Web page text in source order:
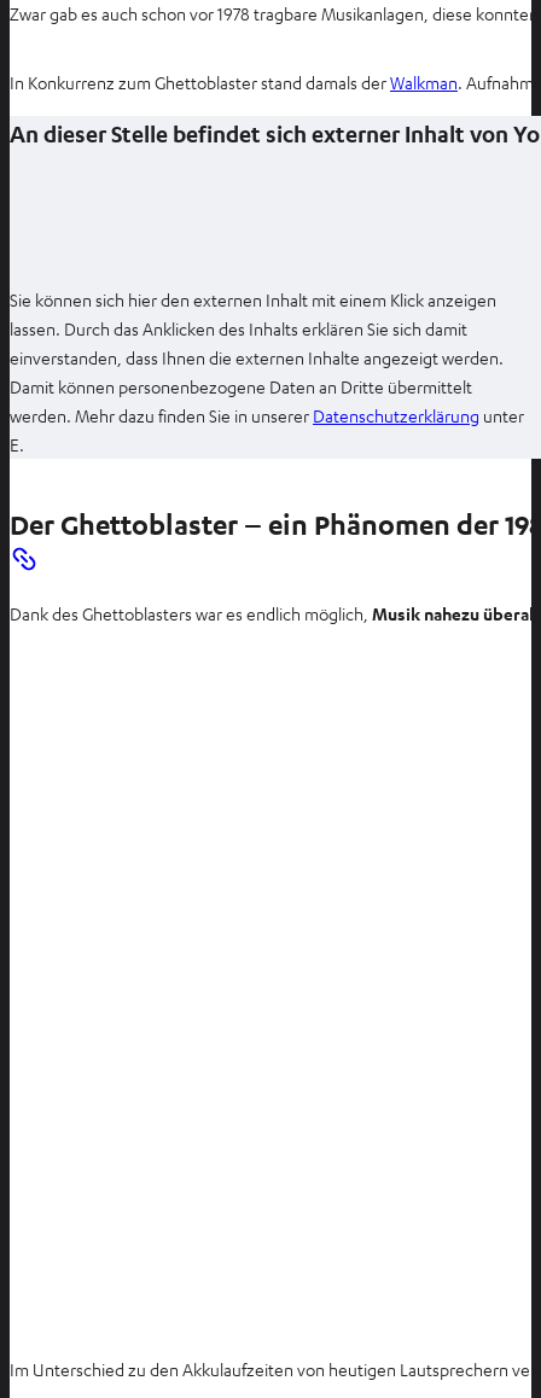
Zwar gab es auch schon vor 1978 tragbare Musikanlagen, diese
In Konkurrenz zum Ghettoblaster stand damals derWalkman.
An dieser Stelle befindet sich externer Inhalt von
Sie können sich hier den externen Inhalt mit einem Klick anzeigen
lassen. Durch das Anklicken des Inhalts erklären Sie sich damit
einverstanden, dass Ihnen die externen Inhalte angezeigt werden.
Damit können personenbezogene Daten an Dritte übermittelt
werden. Mehr dazu finden Sie in unserer Datenschutzerklärung
u
T
unter
E.
Der Ghettoblaster – ein Phänomen der
Dank des Ghettoblasters war es endlich möglich, Musik nahezu
Im Unterschied zu den Akkulaufzeiten von heutigen Lautsprechern